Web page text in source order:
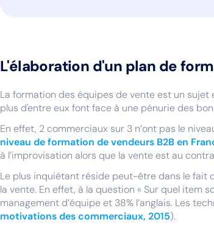
L'élaboration d'un plan de
La formation des équipes de vente est un
plus d'entre eux font face à une pénurie des
En effet, 2 commerciaux sur 3 n’ont pas le
niveau de formation de vendeurs B2B en
à l’improvisation alors que la vente est au
Le plus inquiétant réside peut-être dans le fait
la vente. En effet, à la question « Sur quel item
management d’équipe et 38% l’anglais. Les
motivations des commerciaux, 2015).